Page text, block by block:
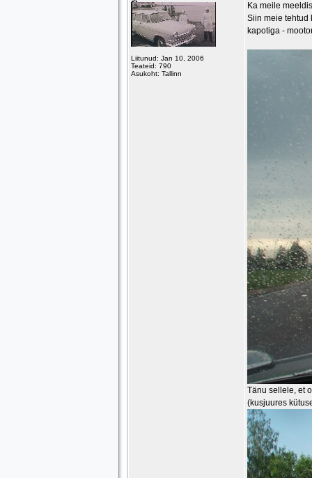
Liitunud: Jan 10, 2006
Teateid: 790
Asukoht: Tallinn
Ka meile
Siin meie tehtud
kapotiga -
Tänu sellele, et
(kusjuures